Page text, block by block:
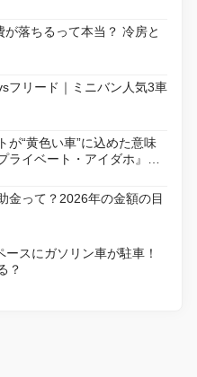
が落ちるって本当？ 冷房と
フリード｜ミニバン人気3車
が“黄色い車”に込めた意味
ライベート・アイダホ』が
ー版で復活
金って？2026年の金額の目
ースにガソリン車が駐車！
？